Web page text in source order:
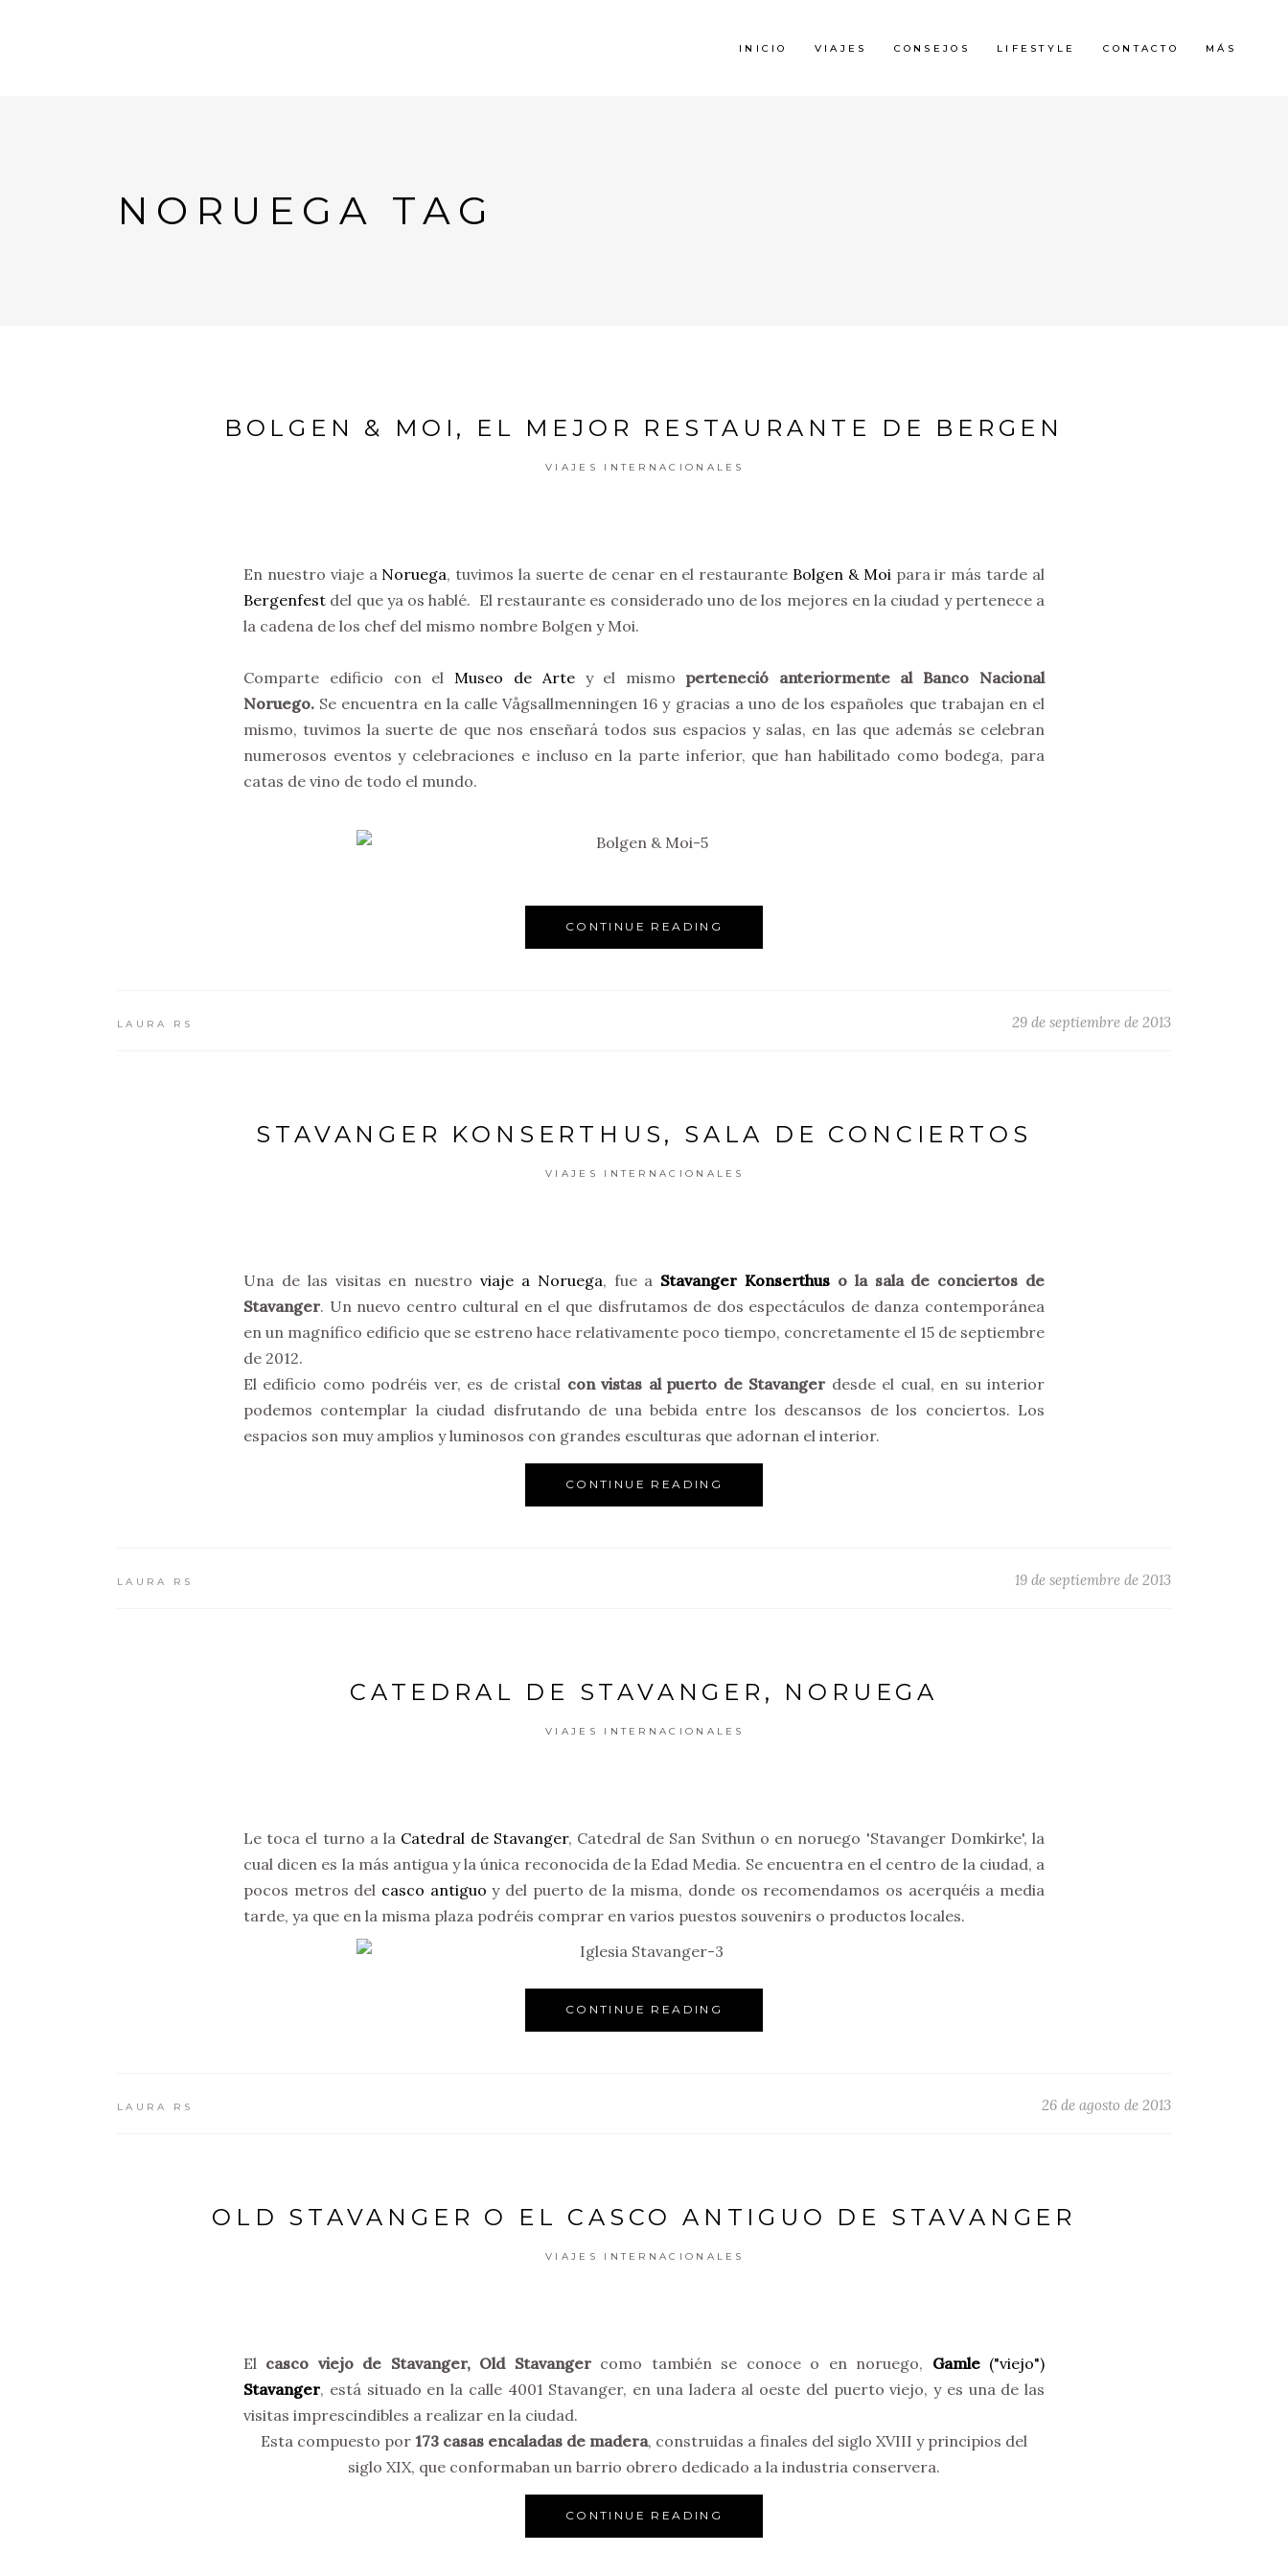
INICIO VIAJES CONSEJOS LIFESTYLE CONTACTO MÁS
NORUEGA TAG
BOLGEN & MOI, EL MEJOR RESTAURANTE DE BERGEN
VIAJES INTERNACIONALES
En nuestro viaje a Noruega, tuvimos la suerte de cenar en el restaurante Bolgen & Moipara ir más tarde al
Bergenfest del que ya os hablé. El restaurante es considerado uno de los mejores en la ciudad y pertenece a
la cadena de los chef del mismo nombre Bolgen y Moi.
Comparte edificio con elMuseo de Artey el mismo perteneció anteriormente al Banco Nacional
Noruego. Se encuentra en la calle Vågsallmenningen 16 y gracias a uno de los españoles que trabajan en el
mismo, tuvimos la suerte de que nos enseñará todos sus espacios y salas, en las que además se celebran
numerosos eventos y celebraciones e incluso en la parte inferior, que han habilitado como bodega, para
catas de vino de todo el mundo.
CONTINUE READING
LAURA RS 29 de septiembre de 2013
STAVANGER KONSERTHUS, SALA DE CONCIERTOS
VIAJES INTERNACIONALES
Una de las visitas en nuestro viaje a Noruega, fue a Stavanger Konserthus o la sala de conciertos de
Stavanger. Un nuevo centro cultural en el que disfrutamos de dos espectáculos de danza contemporánea
en un magnífico edificio que se estreno hace relativamente poco tiempo, concretamente el 15 de septiembre
de 2012.
El edificio como podréis ver, es de cristal con vistas al puerto de Stavanger desde el cual, en su interior
podemos contemplar la ciudad disfrutando de una bebida entre los descansos de los conciertos. Los
espacios son muy amplios y luminosos con grandes esculturas que adornan el interior.
CONTINUE READING
LAURA RS 19 de septiembre de 2013
CATEDRAL DE STAVANGER, NORUEGA
VIAJES INTERNACIONALES
Le toca el turno a la Catedral de Stavanger, Catedral de San Svithun o en noruego 'Stavanger Domkirke', la
cual dicen es la más antigua y la única reconocida de la Edad Media. Se encuentra en el centro de la ciudad, a
pocos metros del casco antiguo y del puerto de la misma, donde os recomendamos os acerquéis a media
tarde, ya que en la misma plaza podréis comprar en varios puestos souvenirs o productos locales.
CONTINUE READING
LAURA RS 26 de agosto de 2013
OLD STAVANGER O EL CASCO ANTIGUO DE STAVANGER
VIAJES INTERNACIONALES
El casco viejo de Stavanger, Old Stavangercomo también se conoce o en noruego, Gamle("viejo")
Stavanger, está situado en la calle 4001 Stavanger, en una ladera al oeste del puerto viejo, y es una de las
visitas imprescindibles a realizar en la ciudad.
Esta compuesto por 173 casas encaladas de madera, construidas a finales del siglo XVIII y principios del
siglo XIX, que conformaban un barrio obrero dedicado a la industria conservera.
CONTINUE READING